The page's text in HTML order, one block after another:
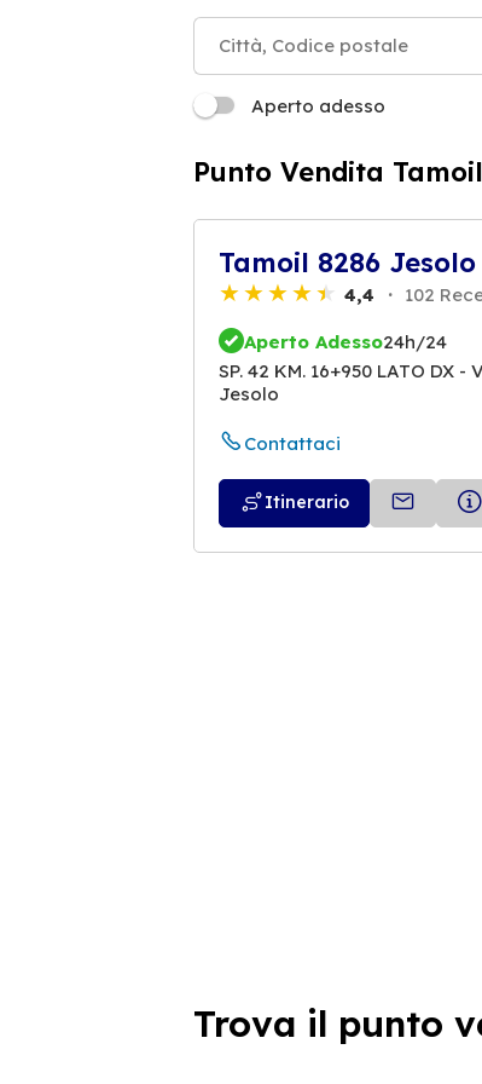
Aperto adesso
Punto Vendita
Tamoil 8286 Jesolo
4,4 102
Aperto Adesso24h/24
SP. 42 KM. 16+950 LATO DX -
Jesolo
Contattaci
Itinerario
Trova il punto